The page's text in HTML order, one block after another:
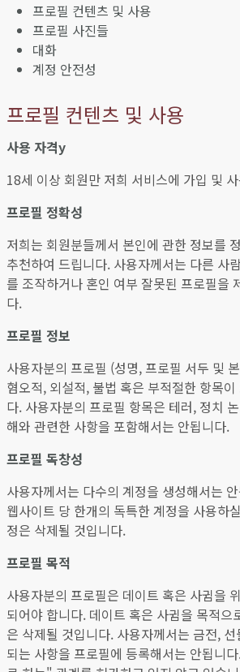
프로필 컨텐츠 및 사용
프로필 사진들
대화
계정 안전성
프로필 컨텐츠 및 사용
사용 자격y
18세 이상 회원만 저희 서비스에 가입 및
프로필 정확성
저희는 회원분들께서 본인에 관한 정보를
추천하여 드립니다. 사용자께서는 다른 사
를 조작하거나 혼인 여부 잘못된 프로필을
다.
프로필 정보
사용자분의 프로필 (성명, 프로필 서두 및
혐오적, 외설적, 불법 혹은 부적절한 항목
다. 사용자분의 프로필 항목은 테러, 정치
해와 관련한 사항을 포함해서는 안됩니다.
프로필 독창성
사용자께서는 다수의 계정을 생성해서는
웹사이트 당 한개의 독특한 계정을 사용하
정은 삭제될 것입니다.
프로필 목적
사용자분의 프로필은 데이트 혹은 사귐을
되어야 합니다. 데이트 혹은 사귐을 목적으
은 삭제될 것입니다. 사용자께서는 금전,
되는 사항을 프로필에 등록해서는 안됩니